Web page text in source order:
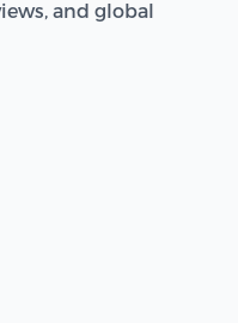
and global